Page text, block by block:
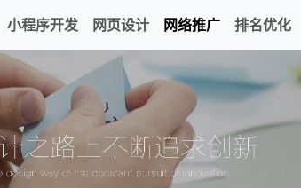
小程序开发 网页设计 网络推广 排名优化